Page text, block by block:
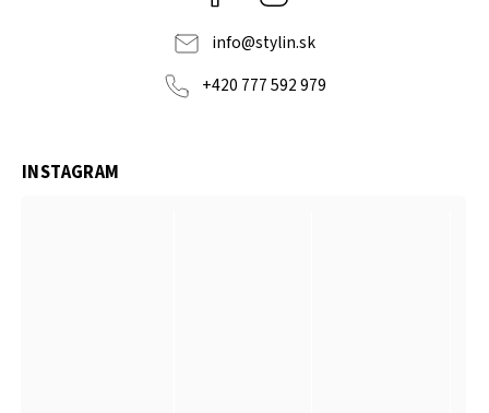
info@stylin.sk
+420 777 592 979
INSTAGRAM